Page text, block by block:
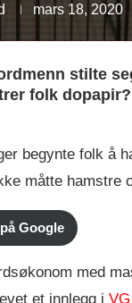
mars 18, 2020
stilte
folk
begynte folk å
måtte hamstre
Google
med
et innlegg i VG